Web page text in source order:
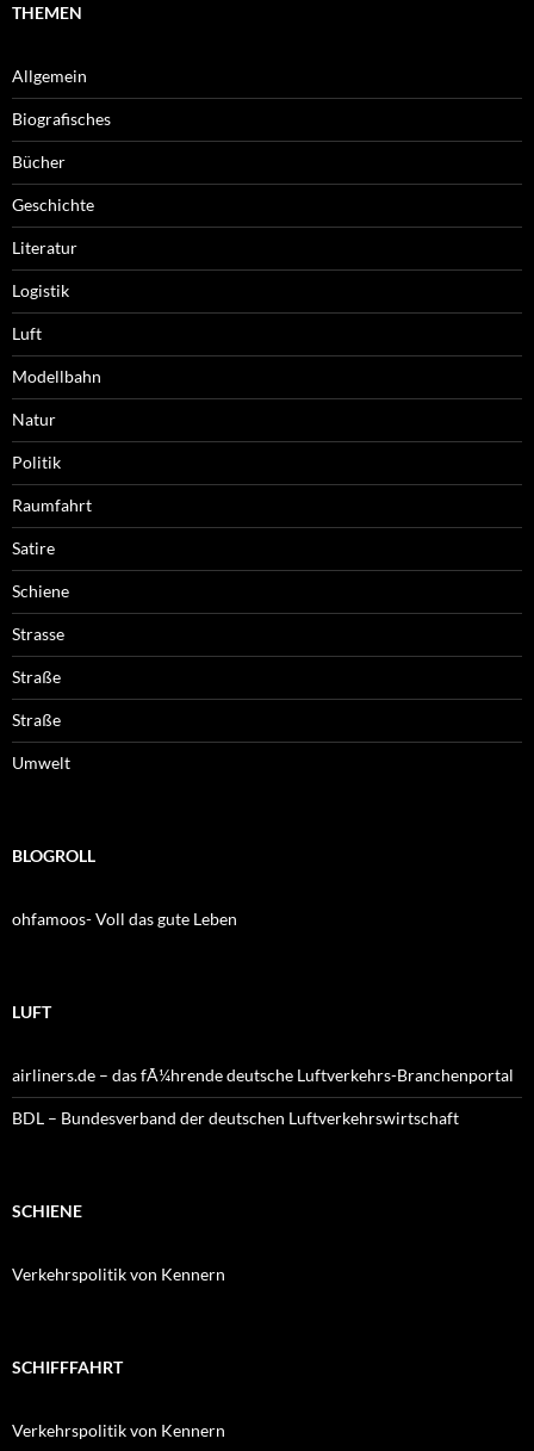
THEMEN
Allgemein
Biografisches
Bücher
Geschichte
Literatur
Logistik
Luft
Modellbahn
Natur
Politik
Raumfahrt
Satire
Schiene
Strasse
Straße
Straße
Umwelt
BLOGROLL
ohfamoos- Voll das gute Leben
LUFT
airliners.de – das fÃ¼hrende deutsche Luftverkehrs-Branchenportal
BDL – Bundesverband der deutschen Luftverkehrswirtschaft
SCHIENE
Verkehrspolitik von Kennern
SCHIFFFAHRT
Verkehrspolitik von Kennern